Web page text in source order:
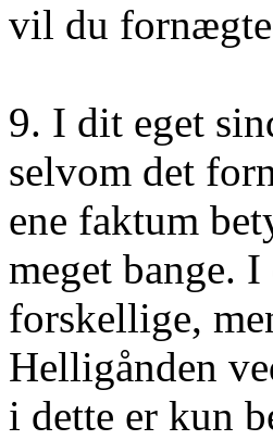
vil du
9. I dit eget
selvom det
ene faktum
meget bange.
forskellige,
Helligånden
i dette er kun